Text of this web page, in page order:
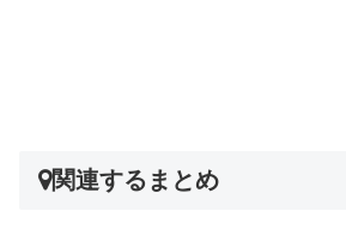
関連するまとめ